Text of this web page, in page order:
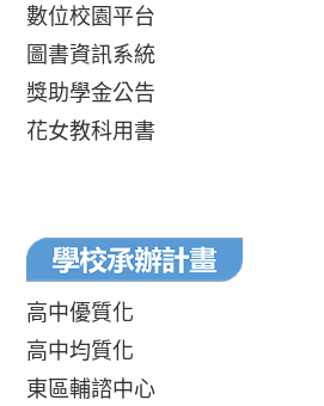
數位校園平台
圖書資訊系統
獎助學金公告
花女教科用書
高中優質化
高中均質化
東區輔諮中心